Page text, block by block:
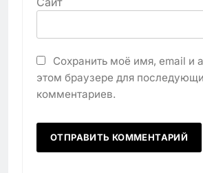
Сохранить моё имя, email и
этом браузере для
комментариев.